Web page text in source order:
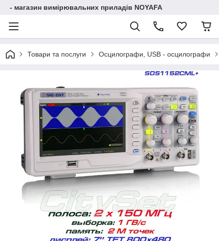
- магазин вимірювальних приладів NOYAFA
Товари та послуги Осцилографи, USB - осцилографи